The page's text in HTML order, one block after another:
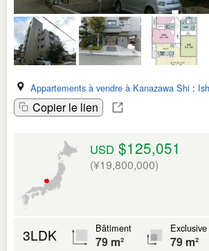
Appartements à vendre à Kanazawa Shi :
Copier le lien
USD $125,051
(¥19,800,000)
3LDK Bâtiment
79 m²
Exclusive
79 m²